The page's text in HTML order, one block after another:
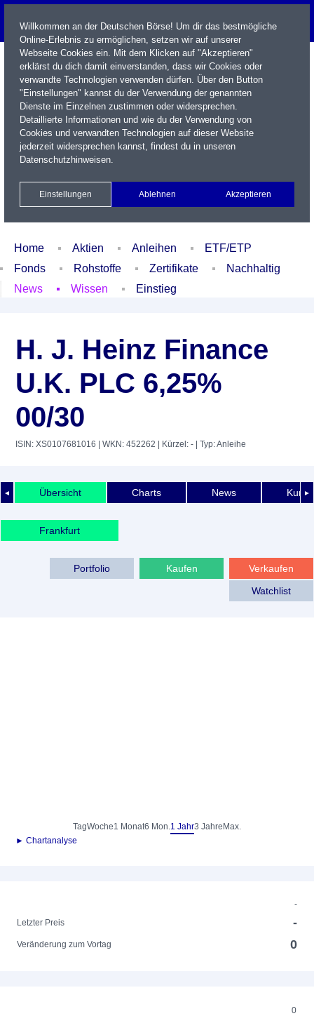
Name / WKN / ISIN / Kürzel
Xetra Realtime
Watchlist Portfolio Login
Home Aktien Anleihen
ETF/ETP
Fonds
Rohstoffe Zertifikate
Nachhaltig
News
Wissen Einstieg
H. J. Heinz Finance
U.K. PLC 6,25%
00/30
ISIN: XS0107681016 | WKN: 452262 | Kürzel: - | Typ: Anleihe
◄ ►
Übersicht Charts News
Frankfurt
Verkaufen
Kaufen
Portfolio
Watchlist
TagWoche1 Monat6 Mon.1 Jahr3 Jahre Max.
► Chartanalyse
-
Letzter Preis
-
Veränderung zum Vortag 0
0
Willkommen an der Deutschen Börse! Um dir das bestmögliche
Online-Erlebnis zu ermöglichen, setzen wir auf unserer
Webseite Cookies ein. Mit dem Klicken auf "Akzeptieren"
erklärst du dich damit einverstanden, dass wir Cookies oder
verwandte Technologien verwenden dürfen. Über den Button
"Einstellungen" kannst du der Verwendung der genannten
Dienste im Einzelnen zustimmen oder widersprechen.
Detaillierte Informationen und wie du der Verwendung von
Cookies und verwandten Technologien auf dieser Website
jederzeit widersprechen kannst, findest du in unseren
Datenschutzhinweisen.
Einstellungen Ablehnen Akzeptieren